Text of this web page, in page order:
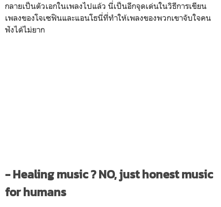
กลายเป็นตัวเอกในเพลงไปแล้ว นี่เป็นอีกจุดเด่นในวิธีการเขียน
เพลงของโจเซฟินและแอนโธนี่ที่ทำให้เพลงของพวกเขาจับใจคน
ฟังได้ไม่ยาก
- Healing music ? NO, just honest music
for humans